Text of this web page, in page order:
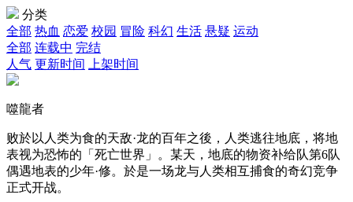
分类
全部 热血 恋爱 校园 冒险 科幻 生活 悬疑 运动
全部 连载中 完结
人气 更新时间 上架时间
噬龍者
败於以人类为食的天敌·龙的百年之後，人类逃往地底，将地
表视为恐怖的「死亡世界」。某天，地底的物资补给队第6队
偶遇地表的少年·修。於是一场龙与人类相互捕食的奇幻竞争
正式开战。